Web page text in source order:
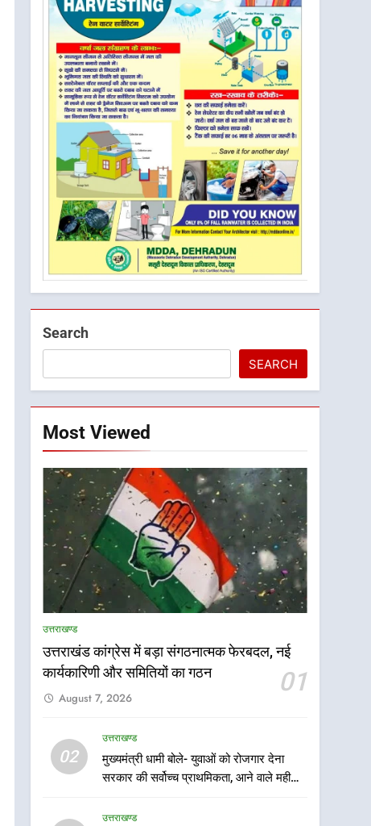
Search
SEARCH
Most Viewed
उत्तराखण्ड
उत्तराखंड कांग्रेस में बड़ा संगठनात्मक फेरबदल, नई
कार्यकारिणी और समितियों का गठन
01
August 7, 2026
02
उत्तराखण्ड
मुख्यमंत्री धामी बोले- युवाओं को रोजगार देना
सरकार की सर्वोच्च प्राथमिकता, आने वाले महीनों
उत्तराखण्ड
5
भारी से बहुत भारी वर्षा की चेतावनी
के बीच जिला प्रशासन अलर्ट, सभी